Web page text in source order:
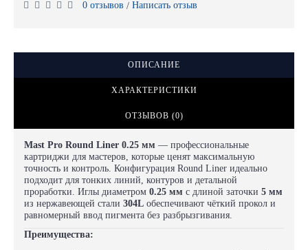
0 отзывов / Написать отзыв
ОПИСАНИЕ
ХАРАКТЕРИСТИКИ
ОТЗЫВОВ (0)
Mast Pro Round Liner 0.25 мм — профессиональные
картриджи для мастеров, которые ценят максимальную
точность и контроль. Конфигурация Round Liner идеально
подходит для тонких линий, контуров и детальной
проработки. Иглы диаметром 0.25 мм с длиной заточки 5 мм
из нержавеющей стали 304L обеспечивают чёткий прокол и
равномерный ввод пигмента без разбрызгивания.
Преимущества: